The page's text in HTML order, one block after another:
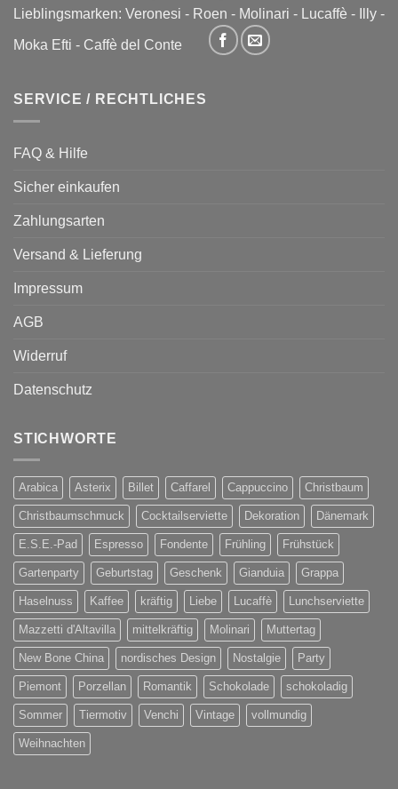
Lieblingsmarken: Veronesi - Roen - Molinari - Lucaffè - Illy -
Moka Efti - Caffè del Conte
SERVICE / RECHTLICHES
FAQ & Hilfe
Sicher einkaufen
Zahlungsarten
Versand & Lieferung
Impressum
AGB
Widerruf
Datenschutz
STICHWORTE
Arabica Asterix Billet Caffarel Cappuccino Christbaum
Christbaumschmuck Cocktailserviette Dekoration Dänemark
E.S.E.-Pad Espresso Fondente Frühling Frühstück
Gartenparty Geburtstag Geschenk Gianduia Grappa
Haselnuss Kaffee kräftig Liebe Lucaffè Lunchserviette
Mazzetti d'Altavilla mittelkräftig Molinari Muttertag
New Bone China nordisches Design Nostalgie Party
Piemont Porzellan Romantik Schokolade schokoladig
Sommer Tiermotiv Venchi Vintage vollmundig
Weihnachten